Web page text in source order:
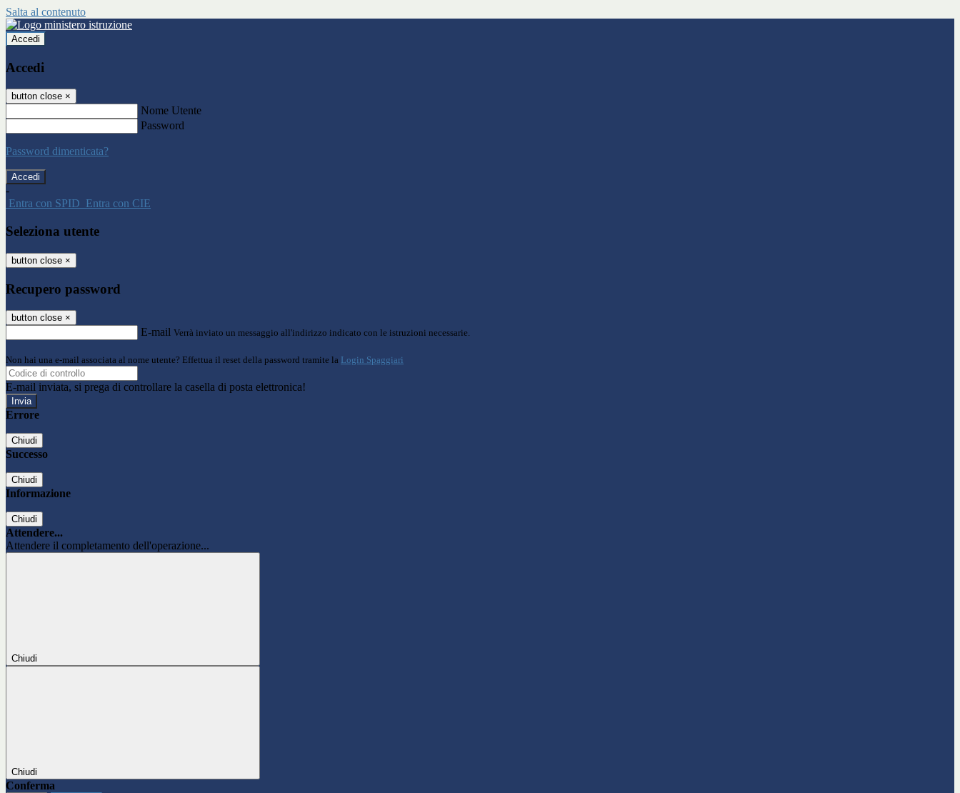
Salta al contenuto
Accedi
Accedi
button close ×
Nome Utente
Password
Password dimenticata?
-
Entra con SPID Entra con CIE
Seleziona utente
button close ×
Recupero password
button close ×
E-mail Verrà inviato un messaggio all'indirizzo indicato con le istruzioni necessarie.
Non hai una e-mail associata al nome utente? Effettua il reset della password tramite la Login Spaggiari
E-mail inviata, si prega di controllare la casella di posta elettronica!
Errore
Chiudi
Successo
Chiudi
Informazione
Chiudi
Attendere...
Attendere il completamento dell'operazione...
Chiudi
Chiudi
Conferma